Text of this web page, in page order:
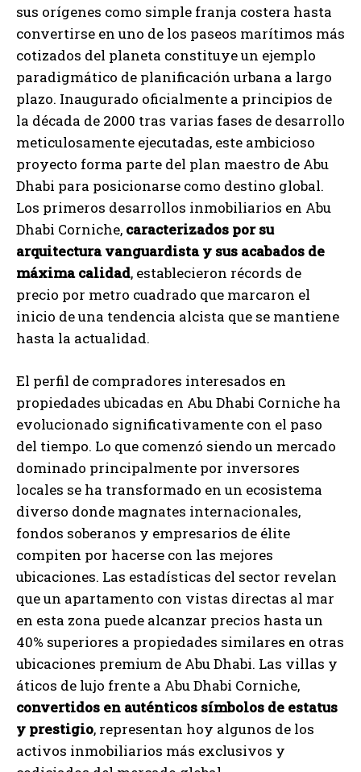
sus orígenes como simple franja costera hasta
convertirse en uno de los paseos marítimos más
cotizados del planeta constituye un ejemplo
paradigmático de planificación urbana a largo
plazo. Inaugurado oficialmente a principios de
la década de 2000 tras varias fases de desarrollo
meticulosamente ejecutadas, este ambicioso
proyecto forma parte del plan maestro de Abu
Dhabi para posicionarse como destino global.
Los primeros desarrollos inmobiliarios en Abu
Dhabi Corniche, caracterizados por su
arquitectura vanguardista y sus acabados de
máxima calidad, establecieron récords de
precio por metro cuadrado que marcaron el
inicio de una tendencia alcista que se mantiene
hasta la actualidad.
El perfil de compradores interesados en
propiedades ubicadas en Abu Dhabi Corniche ha
evolucionado significativamente con el paso
del tiempo. Lo que comenzó siendo un mercado
dominado principalmente por inversores
locales se ha transformado en un ecosistema
diverso donde magnates internacionales,
fondos soberanos y empresarios de élite
compiten por hacerse con las mejores
ubicaciones. Las estadísticas del sector revelan
que un apartamento con vistas directas al mar
en esta zona puede alcanzar precios hasta un
40% superiores a propiedades similares en otras
ubicaciones premium de Abu Dhabi. Las villas y
áticos de lujo frente a Abu Dhabi Corniche,
convertidos en auténticos símbolos de estatus
y prestigio, representan hoy algunos de los
activos inmobiliarios más exclusivos y